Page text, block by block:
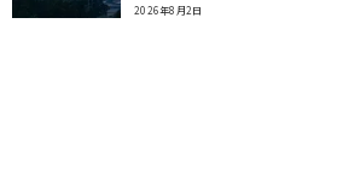
2026年8月2日